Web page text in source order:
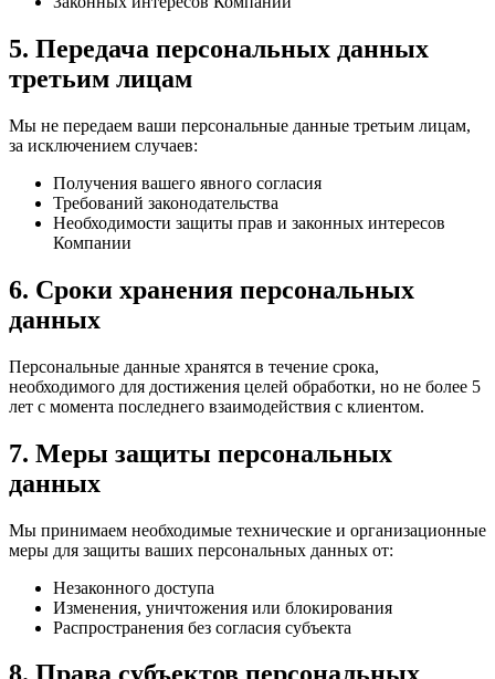
5. Передача персональных данных
третьим лицам
Мы не передаем ваши персональные данные третьим лицам,
за исключением случаев:
Получения вашего явного согласия
Требований законодательства
Необходимости защиты прав и законных интересов
Компании
6. Сроки хранения персональных
данных
Персональные данные хранятся в течение срока,
необходимого для достижения целей обработки, но не более 5
лет с момента последнего взаимодействия с клиентом.
7. Меры защиты персональных
данных
Мы принимаем необходимые технические и организационные
меры для защиты ваших персональных данных от:
Незаконного доступа
Изменения, уничтожения или блокирования
Распространения без согласия субъекта